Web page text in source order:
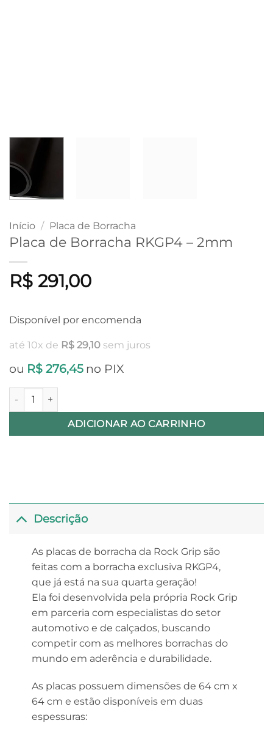
Início / Placa de Borracha
Placa de Borracha RKGP4 – 2mm
R$ 291,00
Disponível por encomenda
até 10x de R$ 29,10 sem juros
ou R$ 276,45 no PIX
Placa de Borracha RKGP4 - 2mm quantidade
ADICIONAR AO CARRINHO
Descrição
As placas de borracha da Rock Grip são
feitas com a borracha exclusiva RKGP4,
que já está na sua quarta geração!
Ela foi desenvolvida pela própria Rock Grip
em parceria com especialistas do setor
automotivo e de calçados, buscando
competir com as melhores borrachas do
mundo em aderência e durabilidade.
As placas possuem dimensões de 64 cm x
64 cm e estão disponíveis em duas
espessuras: